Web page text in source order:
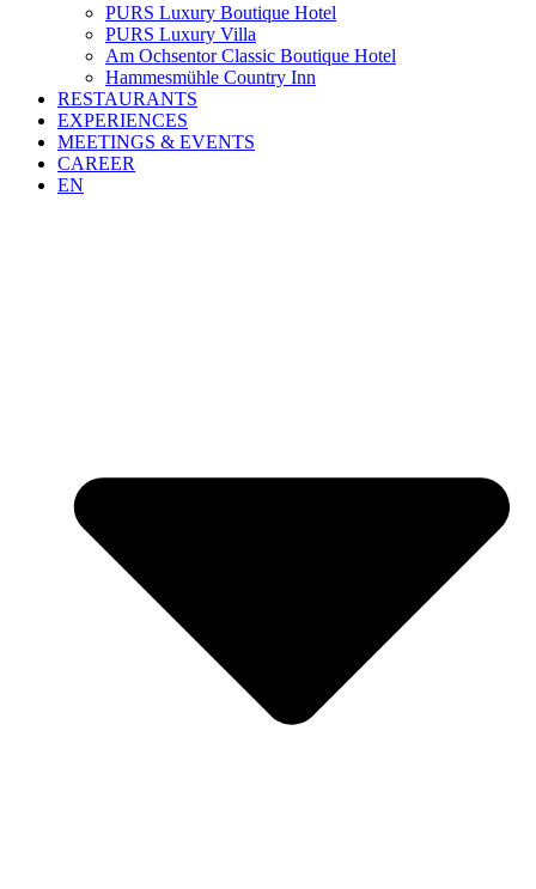
PURS Luxury Boutique Hotel
PURS Luxury Villa
Am Ochsentor Classic Boutique Hotel
Hammesmühle Country Inn
RESTAURANTS
EXPERIENCES
MEETINGS & EVENTS
CAREER
EN